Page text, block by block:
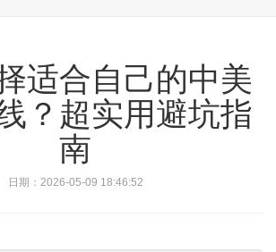
适合自己的中美
？超实用避坑指
南
日期：2026-05-09 18:46:52